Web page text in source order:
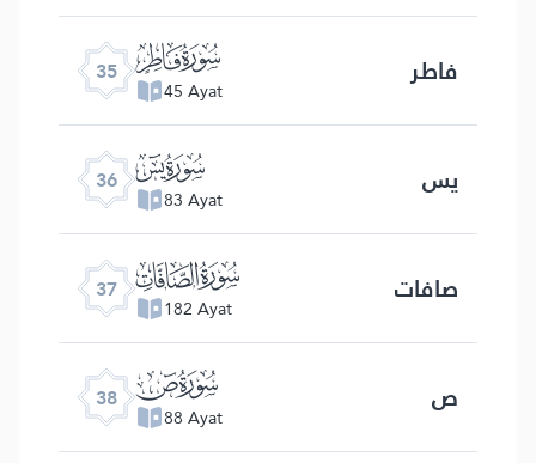
35 ﮯ
45 Ayat فاطر
36 ﮰ
83 Ayat یس
37 ﮱ
182 Ayat صافات
38 ﯓ
88 Ayat ص